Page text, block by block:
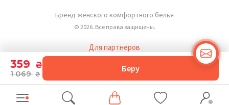
359 ₴
1 069 ₴
Беру
Бренд женского комфортного белья
© 2026. Все права защищены.
Для партнеров